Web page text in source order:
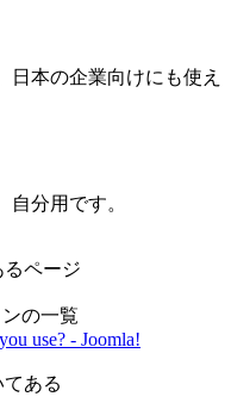
日本の企業向けにも使え
分用です。
るページ
の一覧
use? - Joomla!
ある